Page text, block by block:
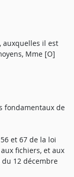
auxquelles il est
Mme [O]
fondamentaux de
et 67 de la loi
fichiers, et aux
12 décembre